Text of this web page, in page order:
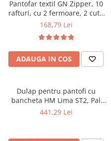
Pantofar textil GN Zipper, 10
rafturi, cu 2 fermoare, 2 cutii
depozitare, capacitate 30
168,79 Lei
ADAUGA IN COS
Dulap pentru pantofi cu
bancheta HM Lima ST2, Pal
melaminat, stofa, capacitate 6
441,29 Lei